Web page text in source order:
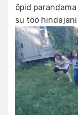
õpid
su töö